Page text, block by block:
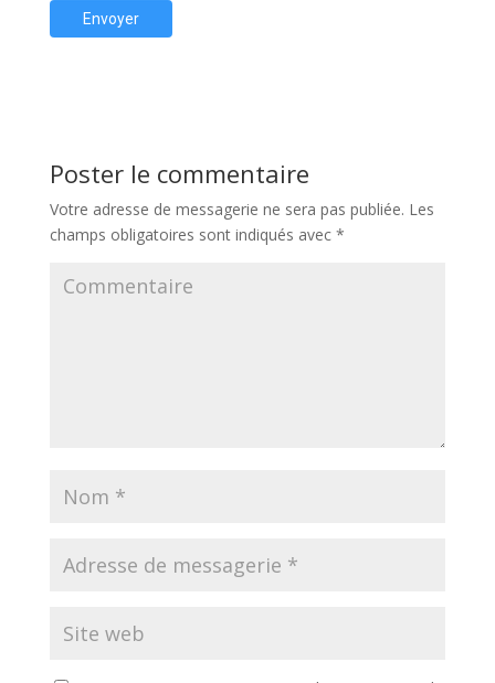
Envoyer
Poster le commentaire
Votre adresse de messagerie ne sera pas publiée. Les
champs obligatoires sont indiqués avec *